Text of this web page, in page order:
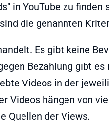
in YouTube zu
die genannten
Es gibt keine
Bezahlung gibt es
Videos in der
Videos hängen von
Quellen der Views.